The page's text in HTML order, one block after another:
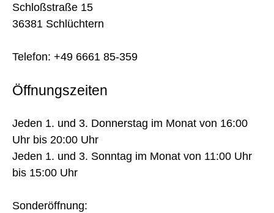
Schloßstraße 15
36381 Schlüchtern
Telefon: +49 6661 85-359
Öffnungszeiten
Jeden 1. und 3. Donnerstag im Monat von 16:00
Uhr bis 20:00 Uhr
Jeden 1. und 3. Sonntag im Monat von 11:00 Uhr
bis 15:00 Uhr
Sonderöffnung: